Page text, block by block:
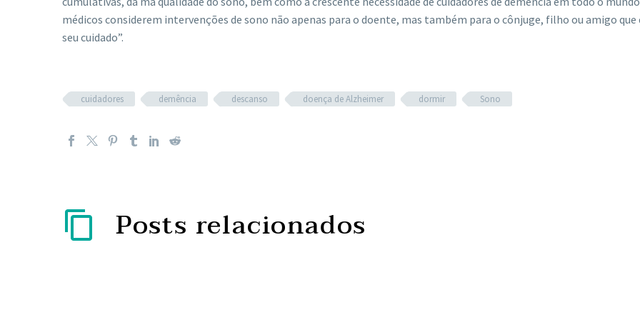
médicos considerem intervenções de sono não apenas para o doente, mas também para o cônjuge, filho ou amigo que
seu cuidado”.
cuidadores demência descanso doença de Alzheimer dormir Sono
Posts relacionados